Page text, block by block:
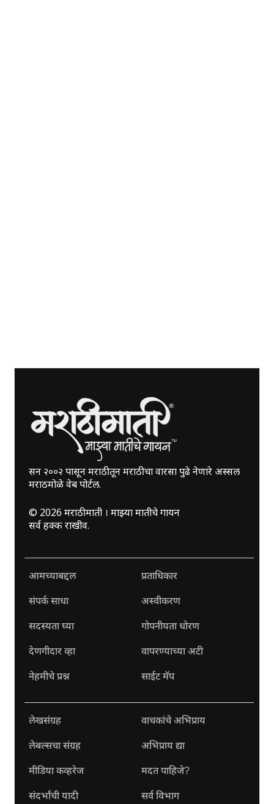
सन २००२ पासून मराठीतून मराठीचा वारसा पुढे नेणारे अस्सल
मराठमोळे वेब पोर्टल.
© 2026 मराठीमाती । माझ्या मातीचे गायन
सर्व हक्क राखीव.
आमच्याबद्दल प्रताधिकार
संपर्क साधा अस्वीकरण
सदस्यता घ्या गोपनीयता धोरण
देणगीदार व्हा वापरण्याच्या अटी
नेहमीचे प्रश्न साईट मॅप
लेखसंग्रह वाचकांचे अभिप्राय
लेबल्सचा संग्रह अभिप्राय द्या
मीडिया कव्हरेज मदत पाहिजे?
संदर्भांची यादी सर्व विभाग